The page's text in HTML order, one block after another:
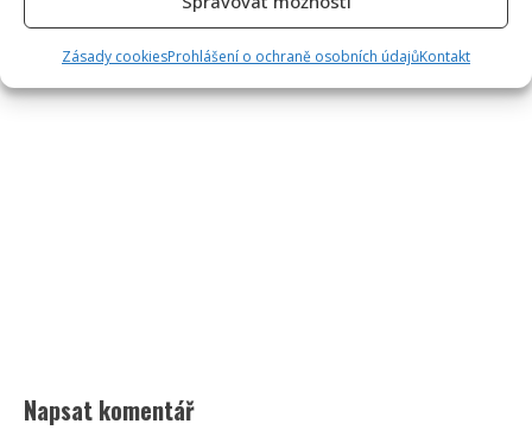
Zásady cookiesProhlášení o ochraně osobních údajůKontakt
Napsat komentář